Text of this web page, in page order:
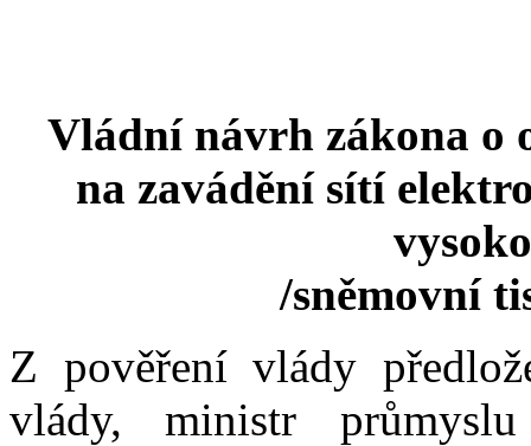
Vládní návrh zákona o
na zavádění sítí
/sněmovní
Z pověření vlády
vlády, ministr